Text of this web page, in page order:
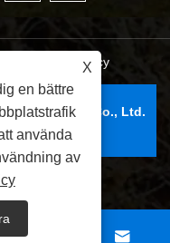
Sekretesspolicy
Products Co., Ltd.
 
X
en bättre
använda
av